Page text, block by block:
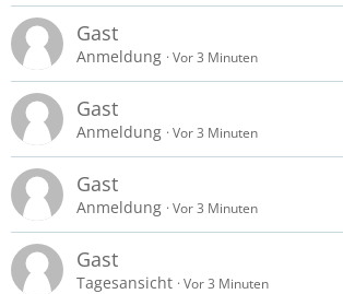
Gast
Anmeldung Vor 3 Minuten
Gast
Anmeldung Vor 3 Minuten
Gast
Anmeldung Vor 3 Minuten
Gast
Tagesansicht Vor 3 Minuten